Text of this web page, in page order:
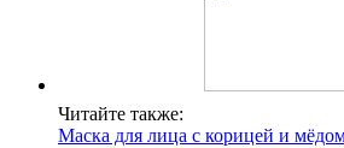
Читайте также:
Маска для лица с корицей и